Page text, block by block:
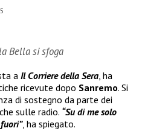
Bella si sfoga
aIl Corriere della Sera, ha
ricevute dopo Sanremo. Si
di sostegno da parte dei
sulle radio. “Su di me solo
, ha spiegato.